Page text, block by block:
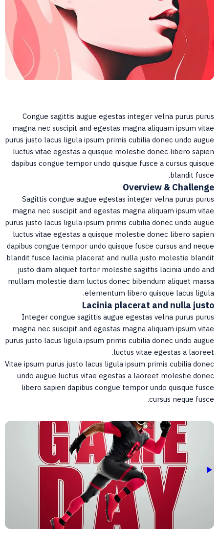
Congue sagittis augue egestas integer velna purus
magna nec suscipit and egestas magna aliquam ipsum
purus justo lacus ligula ipsum primis cubilia donec undo
luctus vitae egestas a quisque molestie donec libero
dapibus congue tempor undo quisque fusce a cursus
blandit
Overview &
Sagittis congue augue egestas integer velna purus
magna nec suscipit and egestas magna aliquam ipsum
purus justo lacus ligula ipsum primis cubilia donec undo
luctus vitae egestas a quisque molestie donec libero
dapibus congue tempor undo quisque fusce cursus and
blandit fusce lacinia placerat and nulla justo molestie
justo diam aliquet tortor molestie sagittis lacinia undo
mullam molestie diam luctus donec bibendum aliquet
elementum libero quisque lacus
Lacinia placerat and nulla
Integer congue sagittis augue egestas velna purus
magna nec suscipit and egestas magna aliquam ipsum
purus justo lacus ligula ipsum primis cubilia donec undo
luctus vitae egestas a
Vitae ipsum purus justo lacus ligula ipsum primis cubilia
undo augue luctus vitae egestas a laoreet molestie
libero sapien dapibus congue tempor undo quisque
cursus neque